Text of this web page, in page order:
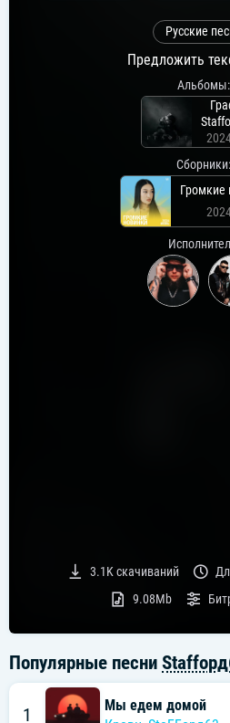
Русские
Предложить
Альбомы:
Сборники:
3.1Kскачиваний
9.08Mb
Популярные песни
1
Мы едем домой